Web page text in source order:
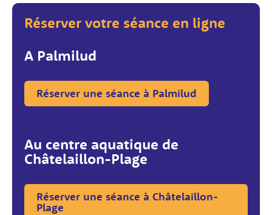
Réserver votre séance en ligne
A Palmilud
Réserver une séance à Palmilud
Au centre aquatique de
Châtelaillon-Plage
Réserver une séance à Châtelaillon-
Plage